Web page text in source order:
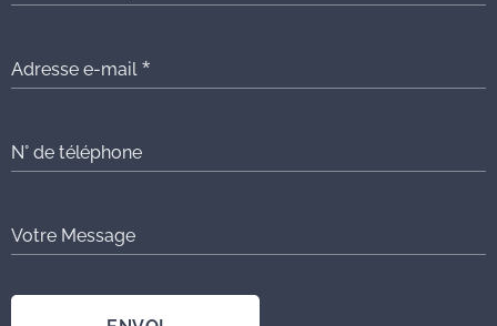
Adresse e-mail
N° de téléphone
Votre Message